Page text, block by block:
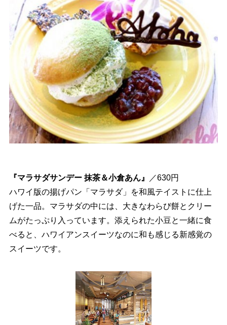
『マラサダサンデー 抹茶＆小倉あん』
／630円
ハワイ版の揚げパン「マラサダ」を和風テイストに仕上
げた一品。マラサダの中には、大きなわらび餅とクリー
ムがたっぷり入っています。添えられた小豆と一緒に食
べると、ハワイアンスイーツなのに和も感じる新感覚の
スイーツです。